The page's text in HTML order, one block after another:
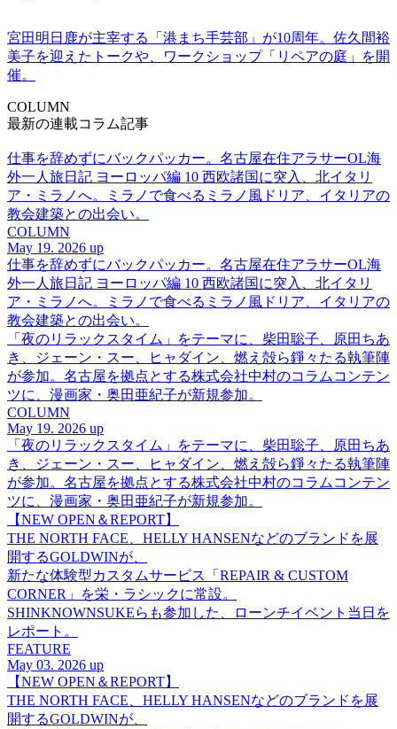
宮田明日鹿が主宰する「港まち手芸部」が10周年。佐久間裕
美子を迎えたトークや、ワークショップ「リペアの庭」を開
催。
COLUMN
最新の連載コラム記事
仕事を辞めずにバックパッカー。名古屋在住アラサーOL海
外一人旅日記 ヨーロッパ編 10 西欧諸国に突入、北イタリ
ア・ミラノへ。ミラノで食べるミラノ風ドリア、イタリアの
教会建築との出会い。
COLUMN
May 19. 2026 up
仕事を辞めずにバックパッカー。名古屋在住アラサーOL海
外一人旅日記 ヨーロッパ編 10 西欧諸国に突入、北イタリ
ア・ミラノへ。ミラノで食べるミラノ風ドリア、イタリアの
教会建築との出会い。
「夜のリラックスタイム」をテーマに、柴田聡子、原田ちあ
き、ジェーン・スー、ヒャダイン、燃え殻ら錚々たる執筆陣
が参加。名古屋を拠点とする株式会社中村のコラムコンテン
ツに、漫画家・奥田亜紀子が新規参加。
COLUMN
May 19. 2026 up
「夜のリラックスタイム」をテーマに、柴田聡子、原田ちあ
き、ジェーン・スー、ヒャダイン、燃え殻ら錚々たる執筆陣
が参加。名古屋を拠点とする株式会社中村のコラムコンテン
ツに、漫画家・奥田亜紀子が新規参加。
【NEW OPEN＆REPORT】
THE NORTH FACE、HELLY HANSENなどのブランドを展
開するGOLDWINが、
新たな体験型カスタムサービス「REPAIR & CUSTOM
CORNER」を栄・ラシックに常設。
SHINKNOWNSUKEらも参加した、ローンチイベント当日を
レポート。
FEATURE
May 03. 2026 up
【NEW OPEN＆REPORT】
THE NORTH FACE、HELLY HANSENなどのブランドを展
開するGOLDWINが、